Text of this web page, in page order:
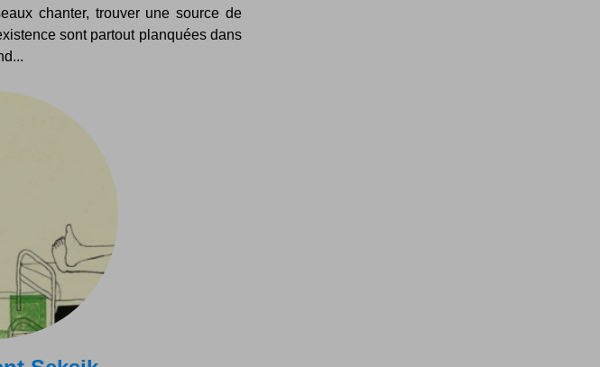
chanter, trouver une source de
sont partout planquées dans